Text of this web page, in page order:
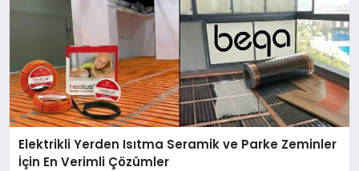
Elektrikli Yerden Isıtma Seramik ve Parke Zeminler
İçin En Verimli Çözümler